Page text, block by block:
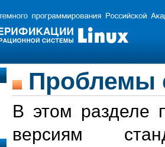
Проблемы
В этом разделе
версиям